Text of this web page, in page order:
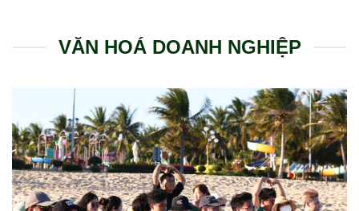
VĂN HOÁ DOANH NGHIỆP